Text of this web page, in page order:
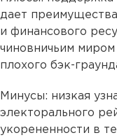
дает
и финансового
чиновничьим
плохого бэк-
Минусы: низкая
электорального
укорененности в